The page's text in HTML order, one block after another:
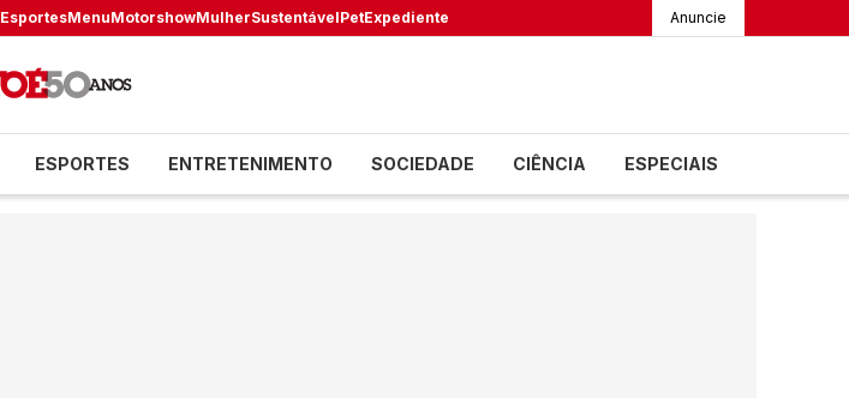
EsportesMenuMotorshowMulherSustentávelPetExpediente Anuncie
ESPORTES ENTRETENIMENTO SOCIEDADE CIÊNCIA ESPECIAIS